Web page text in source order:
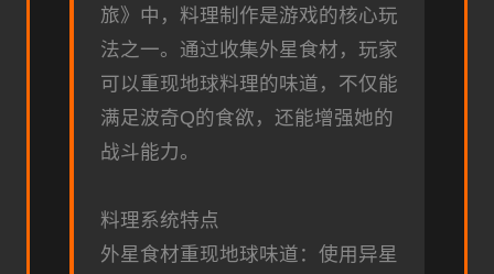
旅》中，料理制作是游戏的核心玩
法之一。通过收集外星食材，玩家
可以重现地球料理的味道，不仅能
满足波奇Q的食欲，还能增强她的
战斗能力。
料理系统特点
外星食材重现地球味道：使用异星